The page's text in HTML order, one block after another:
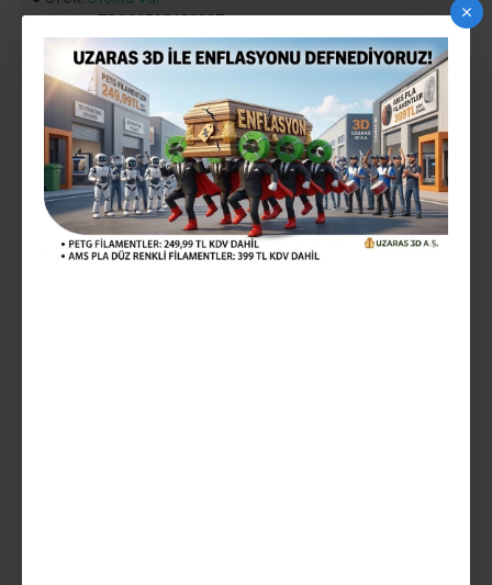
ZRS26505453897
399,99TL
Vergiler Hariç: 333,33TL
Mevcut Seçenekler:
Teslim Tarihi